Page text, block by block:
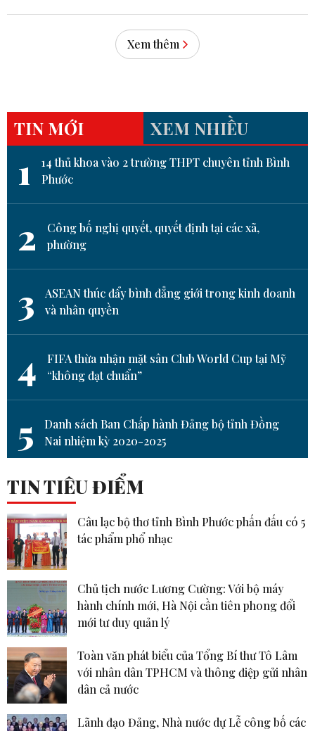
Xem thêm
TIN MỚI XEM NHIỀU
1
14 thủ khoa vào 2 trường THPT chuyên tỉnh Bình
Phước
2
Công bố nghị quyết, quyết định tại các xã,
phường
3
ASEAN thúc đẩy bình đẳng giới trong kinh doanh
và nhân quyền
4
FIFA thừa nhận mặt sân Club World Cup tại Mỹ
“không đạt chuẩn”
5
Danh sách Ban Chấp hành Đảng bộ tỉnh Đồng
Nai nhiệm kỳ 2020-2025
TIN TIÊU ĐIỂM
Câu lạc bộ thơ tỉnh Bình Phước phấn đấu có 5
tác phẩm phổ nhạc
Chủ tịch nước Lương Cường: Với bộ máy
hành chính mới, Hà Nội cần tiên phong đổi
mới tư duy quản lý
Toàn văn phát biểu của Tổng Bí thư Tô Lâm
với nhân dân TPHCM và thông điệp gửi nhân
dân cả nước
Lãnh đạo Đảng, Nhà nước dự Lễ công bố các